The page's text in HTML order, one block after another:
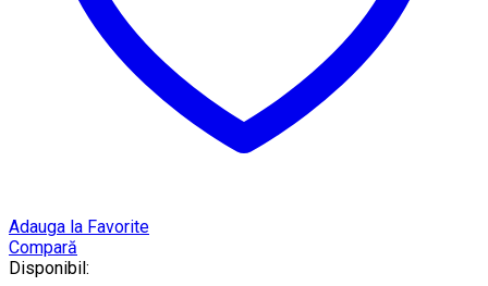
Adauga la Favorite
Compară
Disponibil: